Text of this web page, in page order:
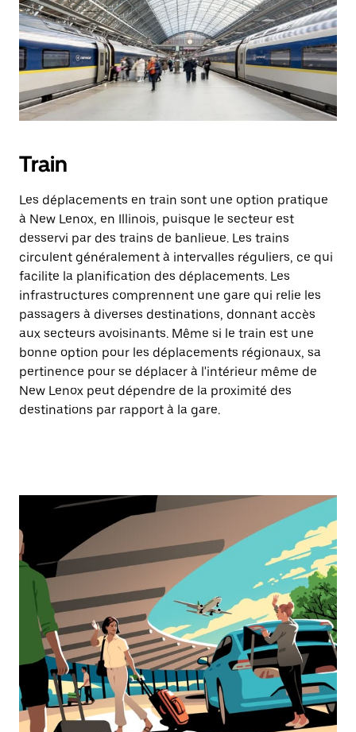
Train
Les déplacements en train sont une option pratique
à New Lenox, en Illinois, puisque le secteur est
desservi par des trains de banlieue. Les trains
circulent généralement à intervalles réguliers, ce qui
facilite la planification des déplacements. Les
infrastructures comprennent une gare qui relie les
passagers à diverses destinations, donnant accès
aux secteurs avoisinants. Même si le train est une
bonne option pour les déplacements régionaux, sa
pertinence pour se déplacer à l'intérieur même de
New Lenox peut dépendre de la proximité des
destinations par rapport à la gare.